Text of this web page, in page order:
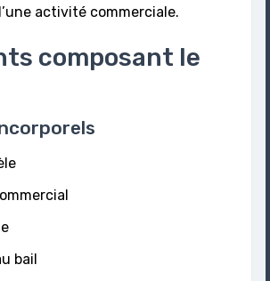
activité commerciale.
composant le
bail